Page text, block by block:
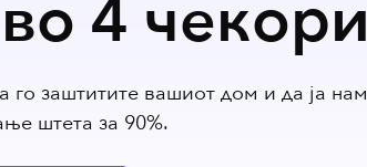
4 чекори
заштитите вашиот дом и да ја
штета за 90%.